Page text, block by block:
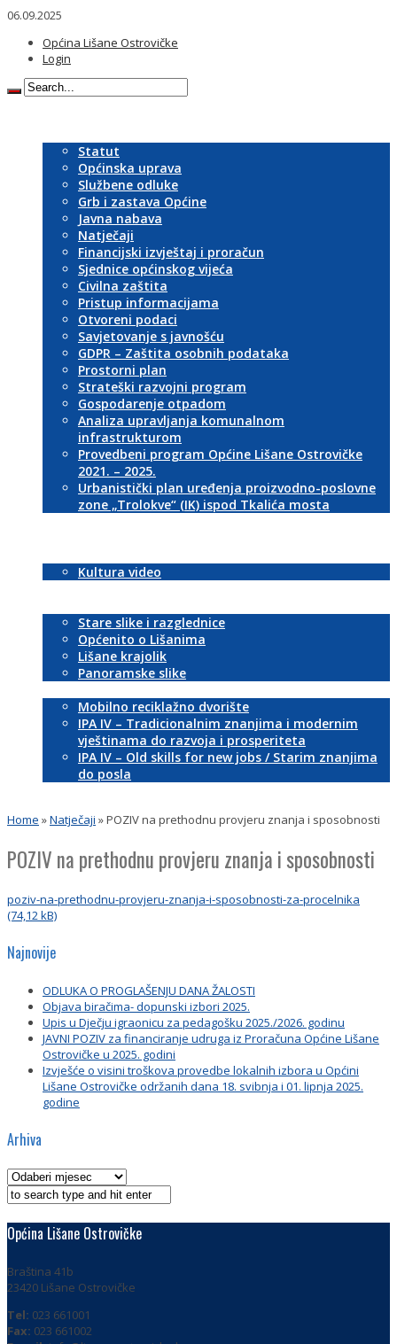
06.09.2025
Općina Lišane Ostrovičke
Login
Statut
Općinska uprava
Službene odluke
Grb i zastava Općine
Javna nabava
Natječaji
Financijski izvještaj i proračun
Sjednice općinskog vijeća
Civilna zaštita
Pristup informacijama
Otvoreni podaci
Savjetovanje s javnošću
GDPR – Zaštita osobnih podataka
Prostorni plan
Strateški razvojni program
Gospodarenje otpadom
Analiza upravljanja komunalnom
infrastrukturom
Provedbeni program Općine Lišane Ostrovičke
2021. – 2025.
Urbanistički plan uređenja proizvodno-poslovne
zone „Trolokve“ (IK) ispod Tkalića mosta
Kultura video
Stare slike i razglednice
Općenito o Lišanima
Lišane krajolik
Panoramske slike
Mobilno reciklažno dvorište
IPA IV – Tradicionalnim znanjima i modernim
vještinama do razvoja i prosperiteta
IPA IV – Old skills for new jobs / Starim znanjima
do posla
Home »Natječaji »POZIV na prethodnu provjeru znanja i sposobnosti
POZIV na prethodnu provjeru znanja i sposobnosti
poziv-na-prethodnu-provjeru-znanja-i-sposobnosti-za-procelnika
Najnovije
ODLUKA O PROGLAŠENJU DANA ŽALOSTI
Objava biračima- dopunski izbori 2025.
Upis u Dječju igraonicu za pedagošku 2025./2026. godinu
JAVNI POZIV za financiranje udruga iz Proračuna Općine Lišane
Ostrovičke u 2025. godini
Izvješće o visini troškova provedbe lokalnih izbora u Općini
Lišane Ostrovičke održanih dana 18. svibnja i 01. lipnja 2025.
godine
Arhiva
Općina Lišane Ostrovičke
Braština 41b
23420 Lišane Ostrovičke
Tel: 023 661001
Fax: 023 661002